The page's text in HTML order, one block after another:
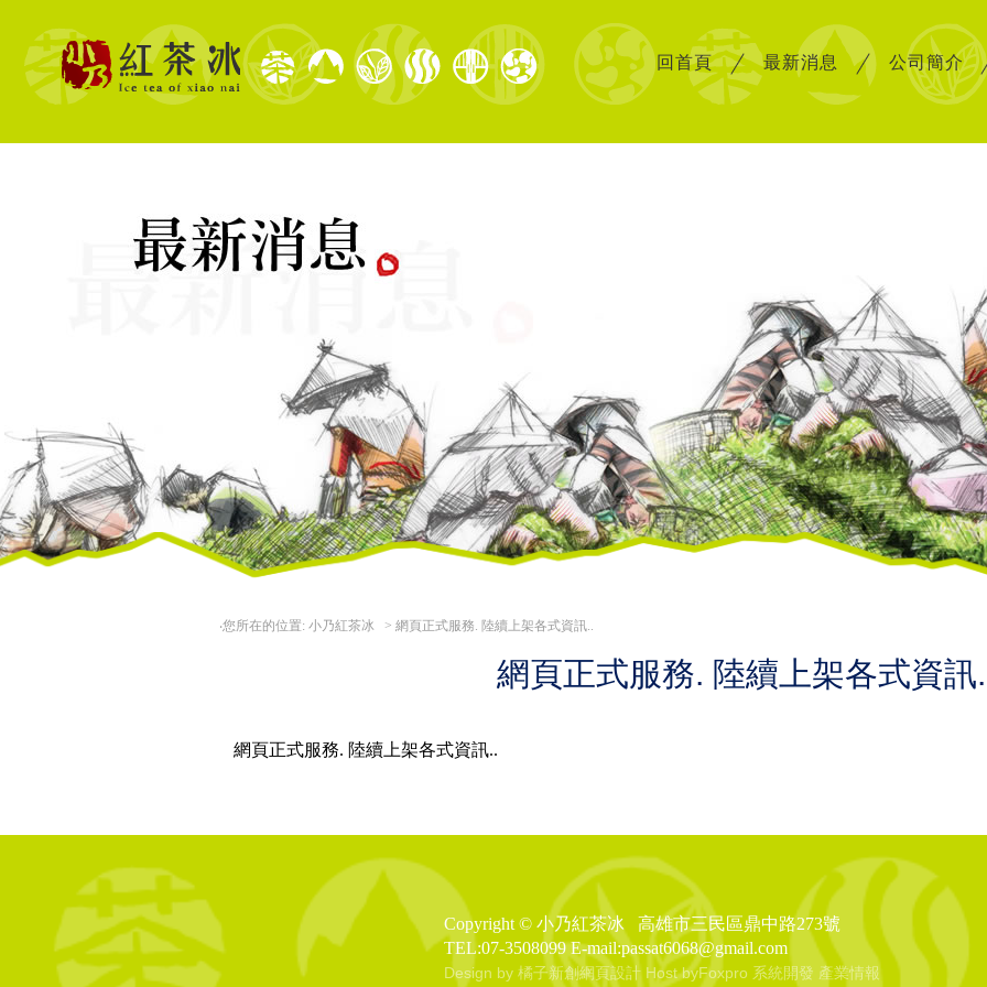
回首頁 最新消息 公司簡介
‧您所在的位置: 小乃紅茶冰 > 網頁正式服務. 陸續上架各式資訊..
網頁正式服務. 陸續上架各式資訊
網頁正式服務. 陸續上架各式資訊..
Copyright © 小乃紅茶冰高雄市三民區鼎中路273號
TEL:07-3508099 E-mail:passat6068@gmail.com
Design by 橘子新創網頁設計 Host byFoxpro 系統開發 產業情報